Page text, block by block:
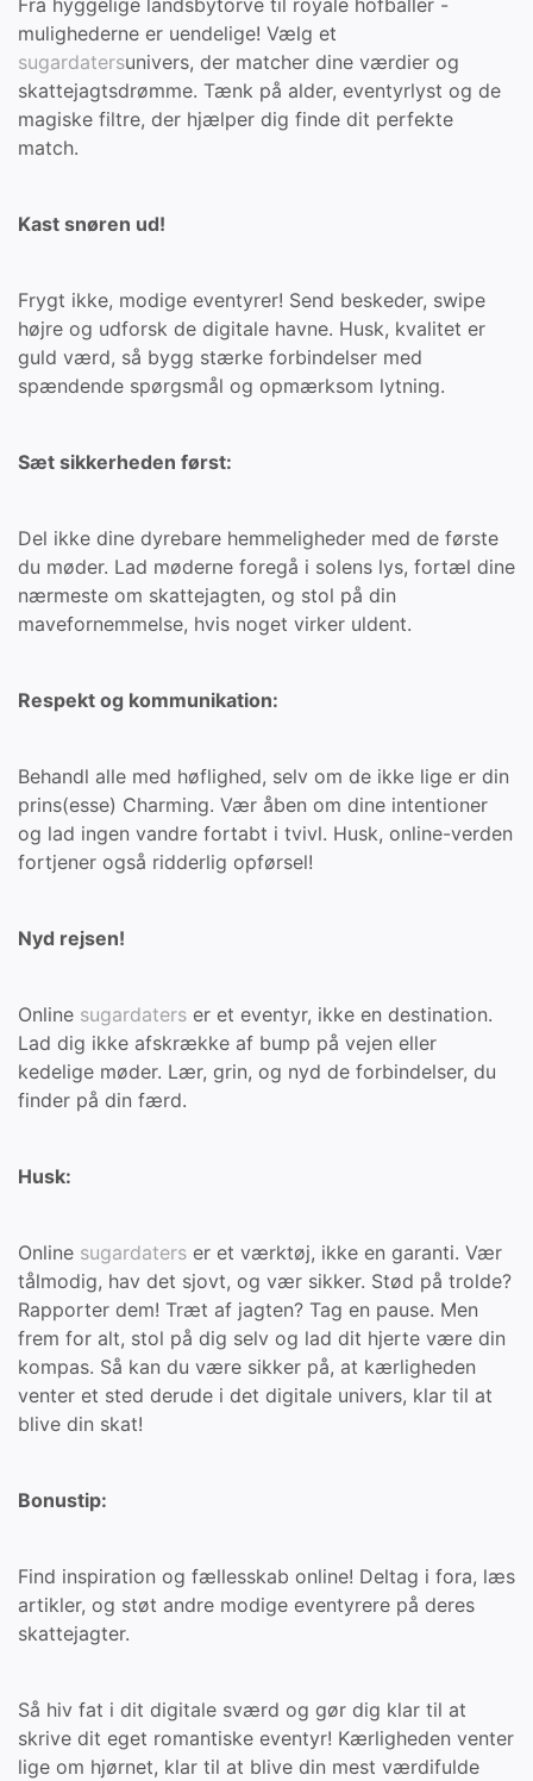
Fra hyggelige landsbytorve til royale hofballer -
mulighederne er uendelige! Vælg et
sugardatersunivers, der matcher dine værdier og
skattejagtsdrømme. Tænk på alder, eventyrlyst og de
magiske filtre, der hjælper dig finde dit perfekte
match.
Kast snøren ud!
Frygt ikke, modige eventyrer! Send beskeder, swipe
højre og udforsk de digitale havne. Husk, kvalitet er
guld værd, så bygg stærke forbindelser med
spændende spørgsmål og opmærksom lytning.
Sæt sikkerheden først:
Del ikke dine dyrebare hemmeligheder med de første
du møder. Lad møderne foregå i solens lys, fortæl dine
nærmeste om skattejagten, og stol på din
mavefornemmelse, hvis noget virker uldent.
Respekt og kommunikation:
Behandl alle med høflighed, selv om de ikke lige er din
prins(esse) Charming. Vær åben om dine intentioner
og lad ingen vandre fortabt i tvivl. Husk, online-verden
fortjener også ridderlig opførsel!
Nyd rejsen!
Online sugardaters er et eventyr, ikke en destination.
Lad dig ikke afskrække af bump på vejen eller
kedelige møder. Lær, grin, og nyd de forbindelser, du
finder på din færd.
Husk:
Online sugardaters er et værktøj, ikke en garanti. Vær
tålmodig, hav det sjovt, og vær sikker. Stød på trolde?
Rapporter dem! Træt af jagten? Tag en pause. Men
frem for alt, stol på dig selv og lad dit hjerte være din
kompas. Så kan du være sikker på, at kærligheden
venter et sted derude i det digitale univers, klar til at
blive din skat!
Bonustip:
Find inspiration og fællesskab online! Deltag i fora, læs
artikler, og støt andre modige eventyrere på deres
skattejagter.
Så hiv fat i dit digitale sværd og gør dig klar til at
skrive dit eget romantiske eventyr! Kærligheden venter
lige om hjørnet, klar til at blive din mest værdifulde